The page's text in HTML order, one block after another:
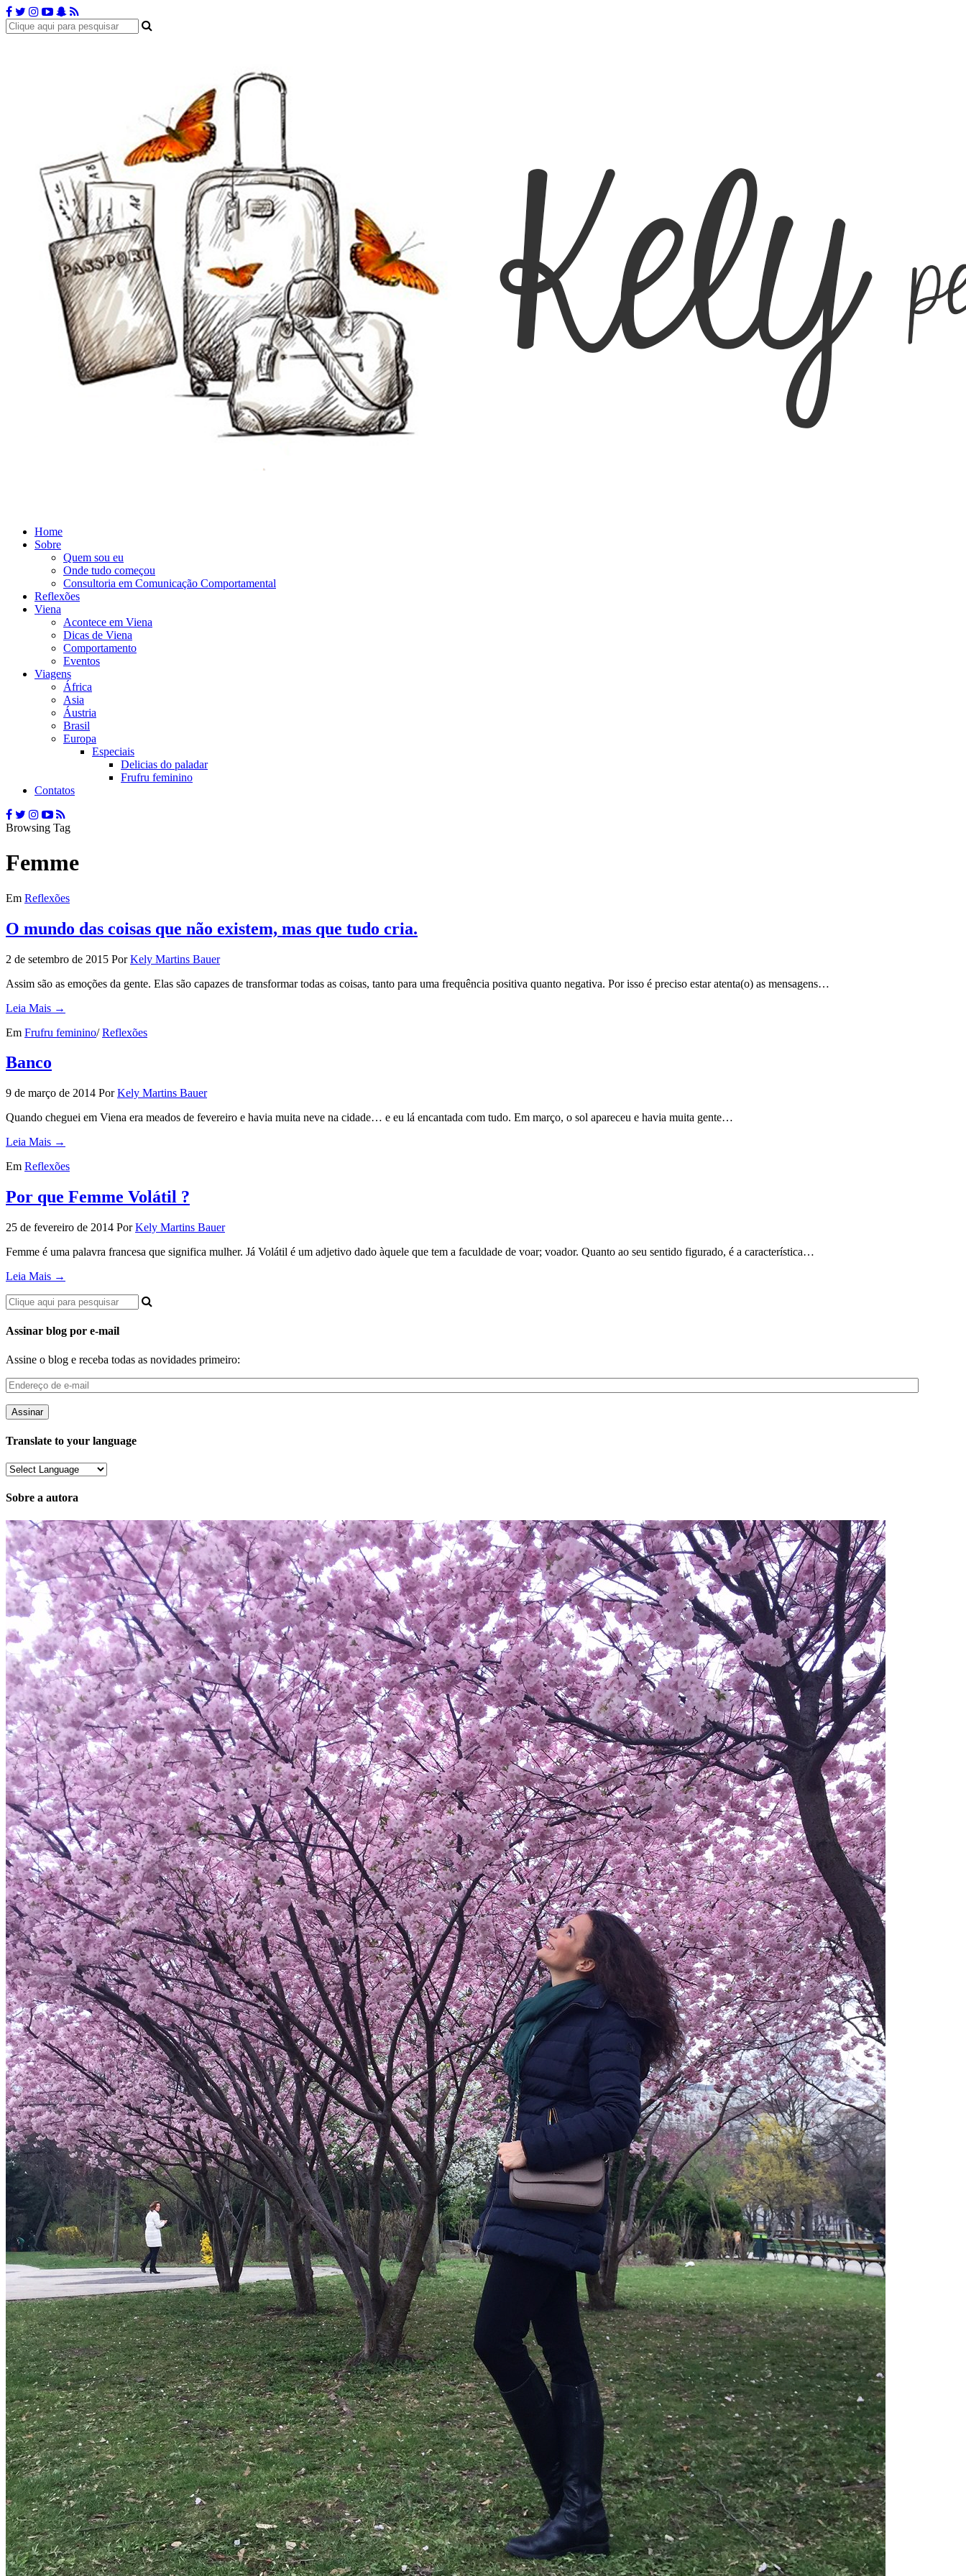
Home
Sobre
Quem sou eu
Onde tudo começou
Consultoria em Comunicação Comportamental
Reflexões
Viena
Acontece em Viena
Dicas de Viena
Comportamento
Eventos
Viagens
África
Asia
Áustria
Brasil
Europa
Especiais
Delicias do paladar
Frufru feminino
Contatos
Browsing Tag
Femme
Em Reflexões
O mundo das coisas que não existem, mas que tudo cria.
2 de setembro de 2015 Por Kely Martins Bauer
Assim são as emoções da gente. Elas são capazes de transformar todas as coisas, tanto para uma frequência positiva quanto negativa. Por isso é preciso estar atenta(o) as mensagens…
Leia Mais →
Em Frufru feminino/ Reflexões
Banco
9 de março de 2014 Por Kely Martins Bauer
Quando cheguei em Viena era meados de fevereiro e havia muita neve na cidade… e eu lá encantada com tudo. Em março, o sol apareceu e havia muita gente…
Leia Mais →
Em Reflexões
Por que Femme Volátil ?
25 de fevereiro de 2014 Por Kely Martins Bauer
Femme é uma palavra francesa que significa mulher. Já Volátil é um adjetivo dado àquele que tem a faculdade de voar; voador. Quanto ao seu sentido figurado, é a característica…
Leia Mais →
Assinar blog por e-mail
Assine o blog e receba todas as novidades primeiro:
Endereço
de
e-
mail
Translate to your language
Sobre a autora